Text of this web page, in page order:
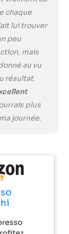
chaque
lui trouver
peu
mais
au vu
résultat.
plus
journée.
19